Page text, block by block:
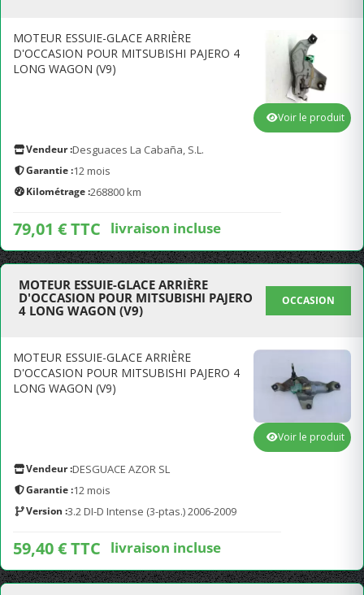
MOTEUR ESSUIE-GLACE ARRIÈRE
D'OCCASION POUR MITSUBISHI PAJERO 4
LONG WAGON (V9)
Vendeur :Desguaces La Cabaña, S.L.
Garantie :12 mois
Kilométrage :268800 km
79,01 € TTC livraison incluse
Voir le produit
MOTEUR ESSUIE-GLACE ARRIÈRE
D'OCCASION POUR MITSUBISHI PAJERO
4 LONG WAGON (V9)
OCCASION
MOTEUR ESSUIE-GLACE ARRIÈRE
D'OCCASION POUR MITSUBISHI PAJERO 4
LONG WAGON (V9)
Vendeur :DESGUACE AZOR SL
Garantie :12 mois
Version :3.2 DI-D Intense (3-ptas.) 2006-2009
59,40 € TTC livraison incluse
Voir le produit